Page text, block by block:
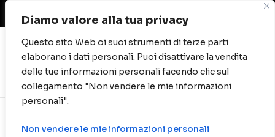
Diamo valore alla tua privacy
Questo sito Web oi suoi strumenti di terze parti
elaborano i dati personali. Puoi disattivare la vendita
delle tue informazioni personali facendo clic sul
collegamento "Non vendere le mie informazioni
personali".
Non vendere le mie informazioni personali
Spese di spedizione gratuite per ordini oltre
0